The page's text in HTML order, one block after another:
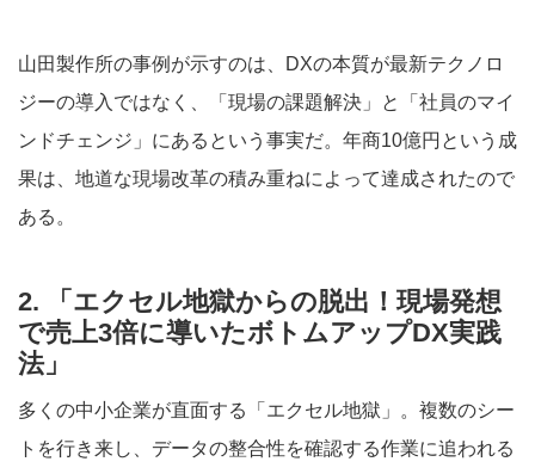
山田製作所の事例が示すのは、DXの本質が最新テクノロ
ジーの導入ではなく、「現場の課題解決」と「社員のマイ
ンドチェンジ」にあるという事実だ。年商10億円という成
果は、地道な現場改革の積み重ねによって達成されたので
ある。
2. 「エクセル地獄からの脱出！現場発想
で売上3倍に導いたボトムアップDX実践
法」
多くの中小企業が直面する「エクセル地獄」。複数のシー
トを行き来し、データの整合性を確認する作業に追われる